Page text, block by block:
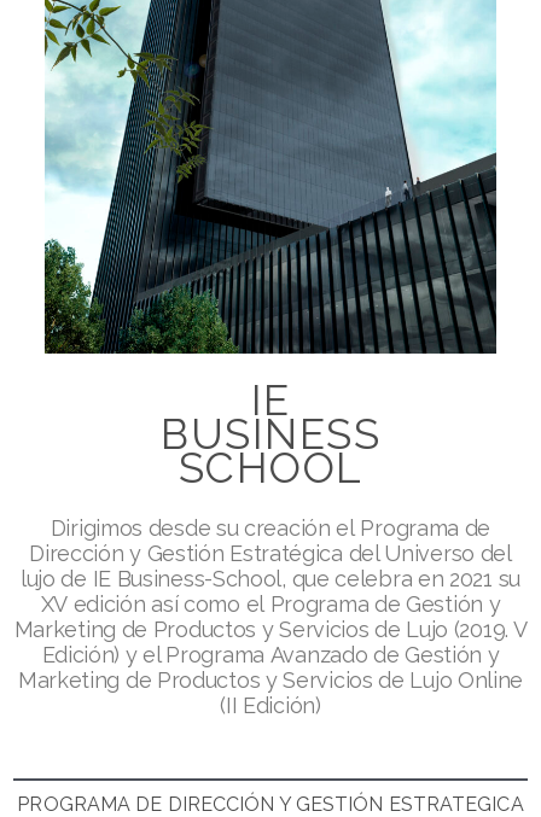
IE
BUSINESS
SCHOOL
Dirigimos desde su creación el Programa de
Dirección y Gestión Estratégica del Universo del
lujo de IE Business-School, que celebra en 2021 su
XV edición así como el Programa de Gestión y
Marketing de Productos y Servicios de Lujo (2019. V
Edición) y el Programa Avanzado de Gestión y
Marketing de Productos y Servicios de Lujo Online
(II Edición)
PROGRAMA DE DIRECCIÓN Y GESTIÓN ESTRATEGICA